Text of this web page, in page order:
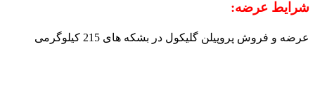
شرایط عرضه:
عرضه و فروش پروپیلن گلیکول در بشکه های 215 کیلوگرمی